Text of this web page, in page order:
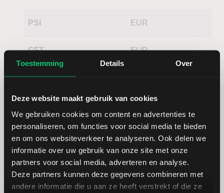
Toestemming Details Over
Deze website maakt gebruik van cookies
We gebruiken cookies om content en advertenties te
personaliseren, om functies voor social media te bieden
en om ons websiteverkeer te analyseren. Ook delen we
informatie over uw gebruik van onze site met onze
partners voor social media, adverteren en analyse.
Deze partners kunnen deze gegevens combineren met
andere informatie die u aan ze heeft verstrekt of die ze
PSI EUR
GFT
Technologies
EUR
Enterprises
Water Group
BioCryst
Pharmaceuticals
USD
Villeroy & Boch